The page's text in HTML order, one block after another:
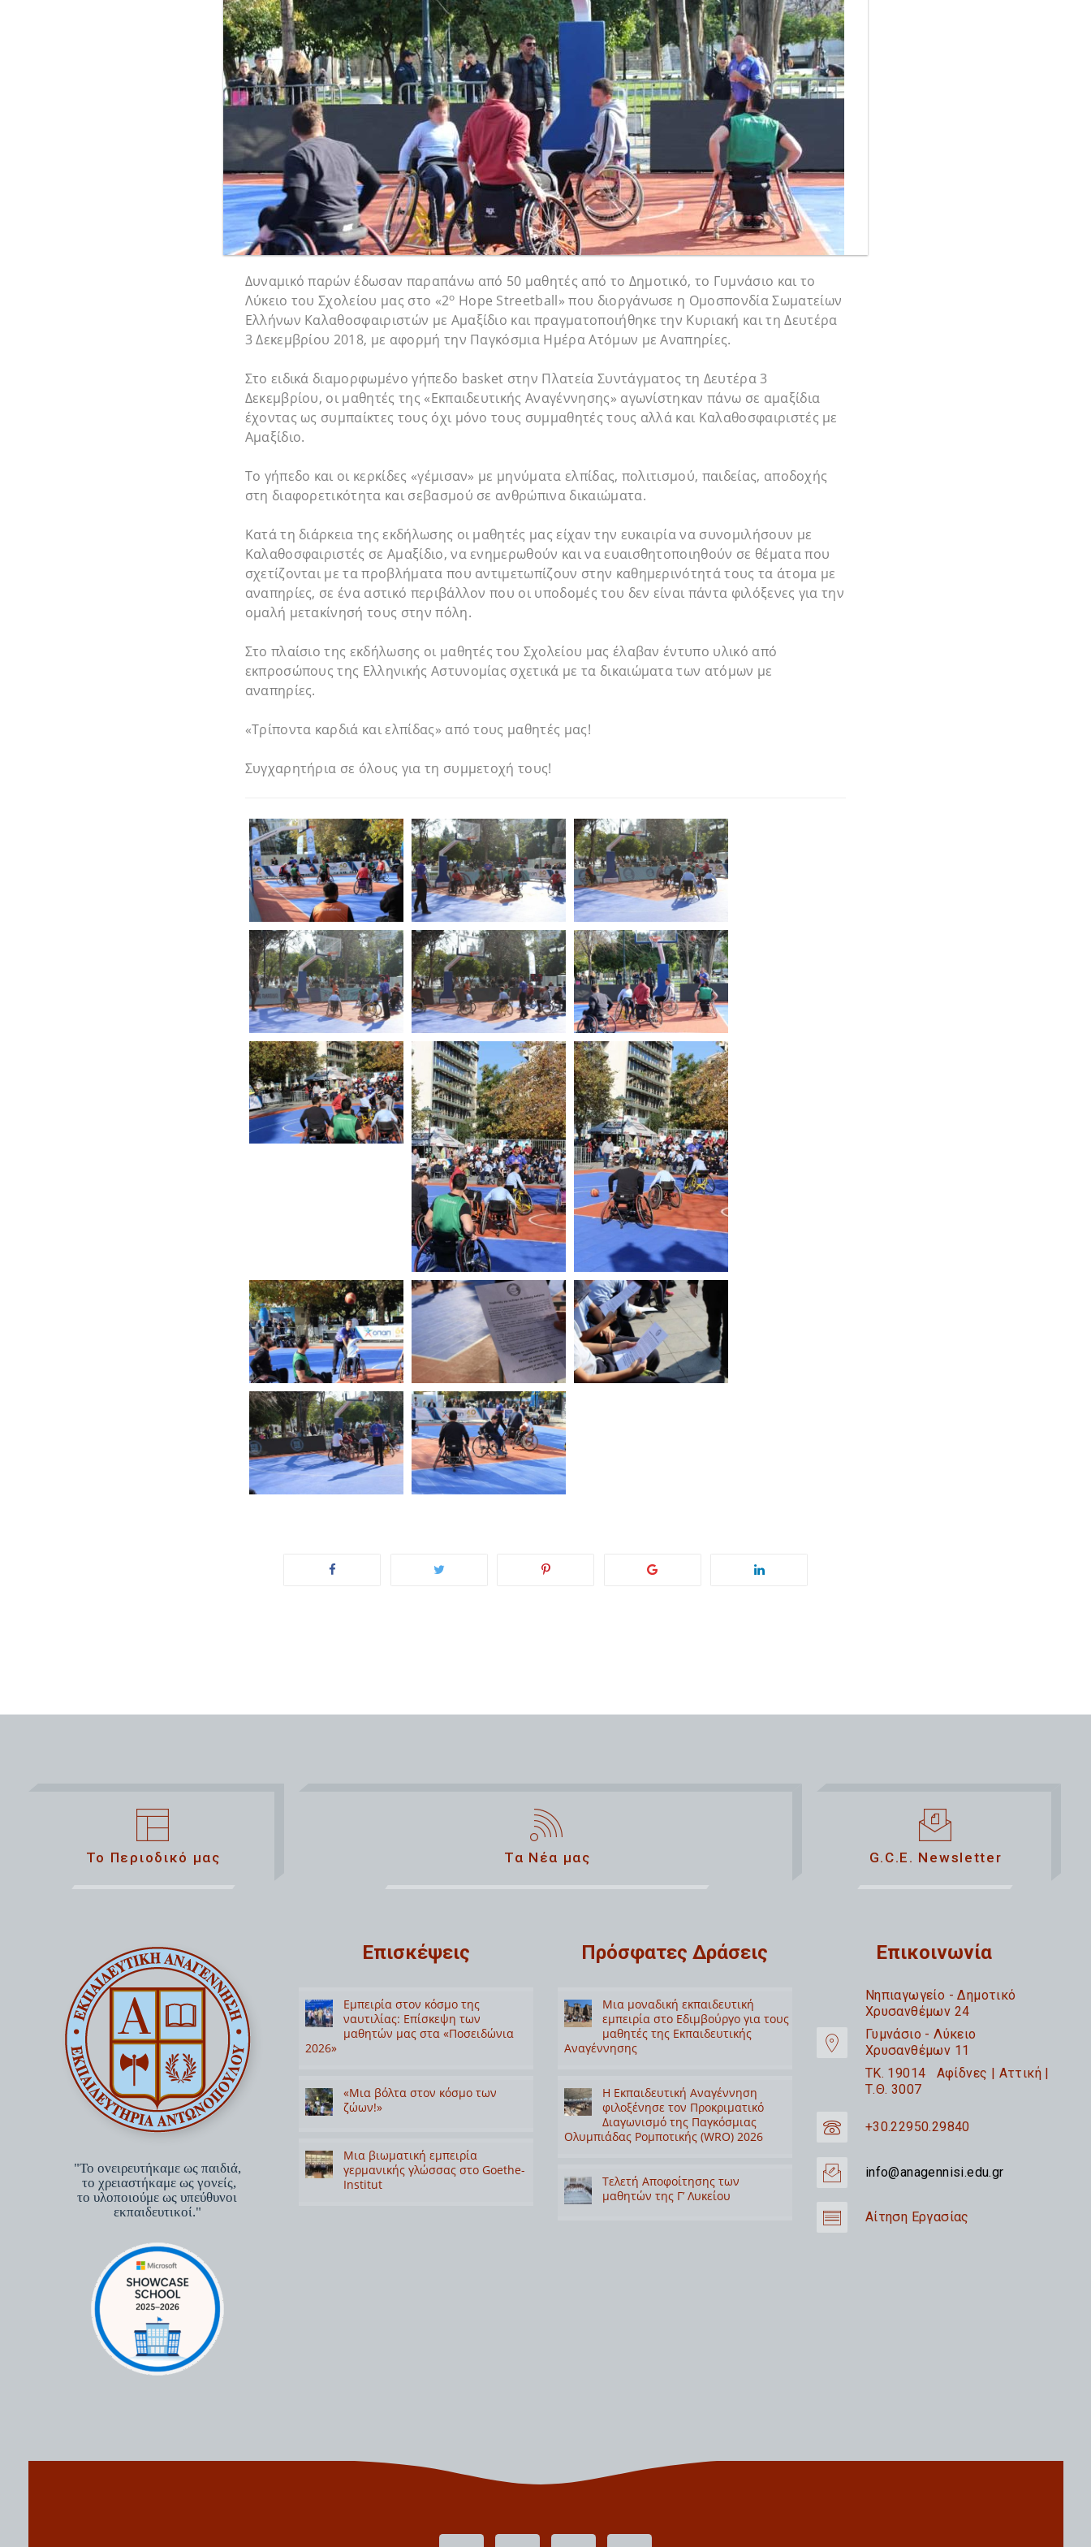
Δυναμικό παρών έδωσαν παραπάνω από 50 μαθητές από το Δημοτικό, το Γυμνάσιο και το
Λύκειο του Σχολείου μας στο «2ο Hope Streetball» που διοργάνωσε η Ομοσπονδία Σωματείων
Ελλήνων Καλαθοσφαιριστών με Αμαξίδιο και πραγματοποιήθηκε την Κυριακή και τη Δευτέρα
3 Δεκεμβρίου 2018, με αφορμή την Παγκόσμια Ημέρα Ατόμων με Αναπηρίες.
Στο ειδικά διαμορφωμένο γήπεδο basket στην Πλατεία Συντάγματος τη Δευτέρα 3
Δεκεμβρίου, οι μαθητές της «Εκπαιδευτικής Αναγέννησης» αγωνίστηκαν πάνω σε αμαξίδια
έχοντας ως συμπαίκτες τους όχι μόνο τους συμμαθητές τους αλλά και Καλαθοσφαιριστές με
Αμαξίδιο.
Το γήπεδο και οι κερκίδες «γέμισαν» με μηνύματα ελπίδας, πολιτισμού, παιδείας, αποδοχής
στη διαφορετικότητα και σεβασμού σε ανθρώπινα δικαιώματα.
Κατά τη διάρκεια της εκδήλωσης οι μαθητές μας είχαν την ευκαιρία να συνομιλήσουν με
Καλαθοσφαιριστές σε Αμαξίδιο, να ενημερωθούν και να ευαισθητοποιηθούν σε θέματα που
σχετίζονται με τα προβλήματα που αντιμετωπίζουν στην καθημερινότητά τους τα άτομα με
αναπηρίες, σε ένα αστικό περιβάλλον που οι υποδομές του δεν είναι πάντα φιλόξενες για την
ομαλή μετακίνησή τους στην πόλη.
Στο πλαίσιο της εκδήλωσης οι μαθητές του Σχολείου μας έλαβαν έντυπο υλικό από
εκπροσώπους της Ελληνικής Αστυνομίας σχετικά με τα δικαιώματα των ατόμων με
αναπηρίες.
«Τρίποντα καρδιά και ελπίδας» από τους μαθητές μας!
Συγχαρητήρια σε όλους για τη συμμετοχή τους!
Το Περιοδικό μας Τα Νέα μας G.C.E. Newsletter
"Το ονειρευτήκαμε ως παιδιά,
το χρειαστήκαμε ως γονείς,
το υλοποιούμε ως υπεύθυνοι
εκπαιδευτικοί."
Επισκέψεις
Εμπειρία στον κόσμο της
ναυτιλίας: Επίσκεψη των
μαθητών μας στα «Ποσειδώνια
2026»
«Μια βόλτα στον κόσμο των
ζώων!»
Μια βιωματική εμπειρία
γερμανικής γλώσσας στο Goethe-
Institut
Πρόσφατες Δράσεις
Μια μοναδική εκπαιδευτική
εμπειρία στο Εδιμβούργο για τους
μαθητές της Εκπαιδευτικής
Αναγέννησης
Η Εκπαιδευτική Αναγέννηση
φιλοξένησε τον Προκριματικό
Διαγωνισμό της Παγκόσμιας
Ολυμπιάδας Ρομποτικής (WRO) 2026
Τελετή Αποφοίτησης των
μαθητών της Γ’ Λυκείου
Επικοινωνία
Nηπιαγωγείο - Δημοτικό
Χρυσανθέμων 24
Γυμνάσιο - Λύκειο
Χρυσανθέμων 11
TK. 19014 Αφίδνες | Αττική |
Τ.Θ. 3007
+30.22950.29840
info@anagennisi.edu.gr
Αίτηση Εργασίας